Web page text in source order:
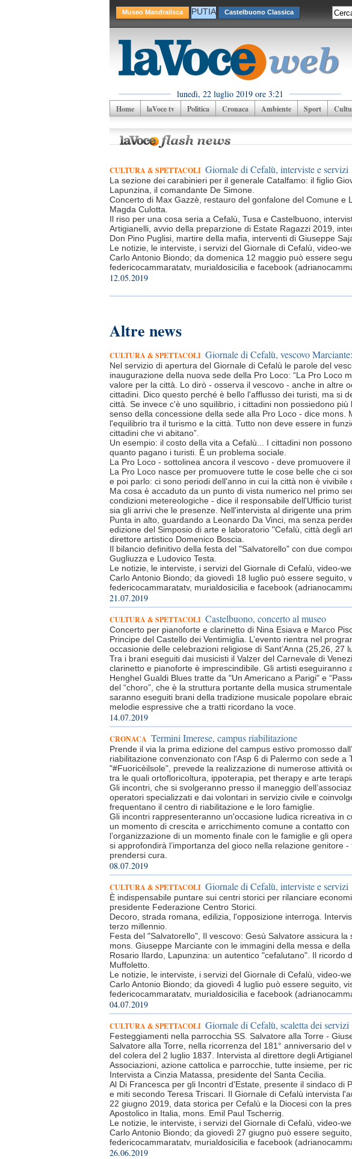
Museo Mandralisca PUTIA Castelbuono Classica
lunedì, 22 luglio 2019 ore 3:21
Home laVoce tv Politica Cronaca Ambiente Sport
CULTURA & SPETTACOLI Giornale di Cefalù, interviste e servizi
La sezione dei carabinieri per il generale Catalfamo: il figlio
Lapunzina, il comandante De Simone.
Concerto di Max Gazzè, restauro del gonfalone del Comune e
Magda Culotta.
Il riso per una cosa seria a Cefalù, Tusa e Castelbuono,
Artigianelli, avvio della preparzione di Estate Ragazzi 2019,
Don Pino Puglisi, martire della mafia, interventi di Giuseppe
Le notizie, le interviste, i servizi del Giornale di Cefalù, video-
Carlo Antonio Biondo; da domenica 12 maggio può essere
federicocammaratatv, murialdosicilia e facebook
12.05.2019
Altre news
CULTURA & SPETTACOLI Giornale di Cefalù, vescovo
Nel servizio di apertura del Giornale di Cefalù le parole del
inaugurazione della nuova sede della Pro Loco: “La Pro Loco
valore per la città. Lo dirò - osserva il vescovo - anche in altre
cittadini. Dico questo perché è bello l'afflusso dei turisti, ma si
città. Se invece c'è uno squilibrio, i cittadini non possiedono
senso della concessione della sede alla Pro Loco - dice mons.
l'equilibrio tra il turismo e la città. Tutto non deve essere in
cittadini che vi abitano”.
Un esempio: il costo della vita a Cefalù... I cittadini non
quanto pagano i turisti. È un problema sociale.
La Pro Loco - sottolinea ancora il vescovo - deve promuovere
La Pro Loco nasce per promuovere tutte le cose belle che ci
e poi parlo: ci sono periodi dell'anno in cui la città non è vivibile
Ma cosa è accaduto da un punto di vista numerico nel primo
condizioni metereologiche - dice il responsabile dell'Ufficio
sia gli arrivi che le presenze. Nell'intervista al dirigente una
Punta in alto, guardando a Leonardo Da Vinci, ma senza
edizione del Simposio di arte e laboratorio "Cefalù, città degli
direttore artistico Domenico Boscia.
Il bilancio definitivo della festa del "Salvatorello" con due
Gugliuzza e Ludovico Testa.
Le notizie, le interviste, i servizi del Giornale di Cefalù, video-
Carlo Antonio Biondo; da giovedì 18 luglio può essere seguito,
federicocammaratatv, murialdosicilia e facebook
21.07.2019
CULTURA & SPETTACOLI Castelbuono, concerto al museo
Concerto per pianoforte e clarinetto di Nina Esiava e Marco
Principe del Castello dei Ventimiglia. L’evento rientra nel
occasionie delle celebrazioni religiose di Sant’Anna (25,26, 27
Tra i brani eseguiti dai musicisti il Valzer del Carnevale di
clarinetto e pianoforte è imprescindibile. Gli artisti eseguiranno
Henghel Gualdi Blues tratte da "Un Americano a Parigi" e
del “choro”, che è la struttura portante della musica
saranno eseguiti brani della tradizione musicale popolare
melodie espressive che a tratti ricordano la voce.
14.07.2019
CRONACA Termini Imerese, campus riabilitazione
Prende il via la prima edizione del campus estivo promosso
riabilitazione convenzionato con l'Asp 6 di Palermo con sede a
"#Fuoricèilsole", prevede la realizzazione di numerose attività
tra le quali ortofloricoltura, ippoterapia, pet therapy e arte
Gli incontri, che si svolgeranno presso il maneggio
operatori specializzati e dai volontari in servizio civile e
frequentano il centro di riabilitazione e le loro famiglie.
Gli incontri rappresenteranno un'occasione ludica ricreativa in
un momento di crescita e arricchimento comune a contatto
l’organizzazione di un momento finale con le famiglie e gli
si approfondirà l’importanza del gioco nella relazione genitore
prendersi cura.
08.07.2019
CULTURA & SPETTACOLI Giornale di Cefalù, interviste e servizi
È indispensabile puntare sui centri storici per rilanciare
presidente Federazione Centro Storici.
Decoro, strada romana, edilizia, l'opposizione interroga.
terzo millennio.
Festa del "Salvatorello", Il vescovo: Gesù Salvatore assicura
mons. Giuseppe Marciante con le immagini della messa e della
Rosario Ilardo, Lapunzina: un autentico "cefalutano". Il ricordo
Muffoletto.
Le notizie, le interviste, i servizi del Giornale di Cefalù, video-
Carlo Antonio Biondo; da giovedì 4 luglio può essere seguito,
federicocammaratatv, murialdosicilia e facebook
04.07.2019
CULTURA & SPETTACOLI Giornale di Cefalù, scaletta dei servizi
Festeggiamenti nella parrocchia SS. Salvatore alla Torre -
Salvatore alla Torre, nella ricorrenza del 181° anniversario del
del colera del 2 luglio 1837. Intervista al direttore degli
Associazioni, azione cattolica e parrocchie, tutte insieme, per
Intervista a Cinzia Matassa, presidente del Santa Cecilia.
Al Di Francesca per gli Incontri d'Estate, presente il sindaco di
e miti secondo Teresa Triscari. Il Giornale di Cefalù intervista
22 giugno 2019, data storica per Cefalù e la Diocesi con la
Apostolico in Italia, mons. Emil Paul Tscherrig.
Le notizie, le interviste, i servizi del Giornale di Cefalù, video-
Carlo Antonio Biondo; da giovedì 27 giugno può essere
federicocammaratatv, murialdosicilia e facebook
26.06.2019